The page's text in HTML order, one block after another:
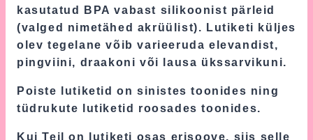
kasutatud BPA vabast silikoonist pärleid
(valged nimetähed akrüülist). Lutiketi küljes
olev tegelane võib varieeruda elevandist,
pingviini, draakoni või lausa ükssarvikuni.
Poiste lutiketid on sinistes toonides ning
tüdrukute lutiketid roosades toonides.
Kui Teil on lutiketi osas erisoove, siis selle